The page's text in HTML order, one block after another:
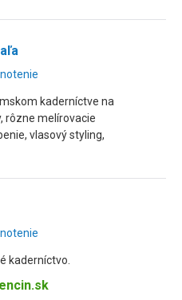
kaderníctve na
rôzne melírovacie
vlasový styling,
kaderníctvo.